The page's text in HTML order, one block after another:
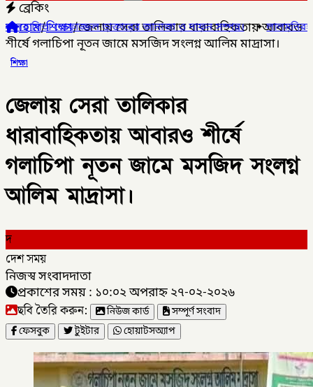
ব্রেকিং
ডাক্তারের জানাজা ও দাফন সম্পন্ন।✦লালমনিরহাটের ৫
হোম/শিক্ষা/জেলায় সেরা তালিকার ধারাবাহিকতায় আবারও
শীর্ষে গলাচিপা নূতন জামে মসজিদ সংলগ্ন আলিম মাদ্রাসা।
শিক্ষা
জেলায় সেরা তালিকার
ধারাবাহিকতায় আবারও শীর্ষে
গলাচিপা নূতন জামে মসজিদ সংলগ্ন
আলিম মাদ্রাসা।
দ
দেশ সময়
নিজস্ব সংবাদদাতা
প্রকাশের সময় : ১০:০২ অপরাহ্ন ২৭-০২-২০২৬
ছবি তৈরি করুন: নিউজ কার্ড
সম্পূর্ণ সংবাদ
ফেসবুক
টুইটার হোয়াটসঅ্যাপ